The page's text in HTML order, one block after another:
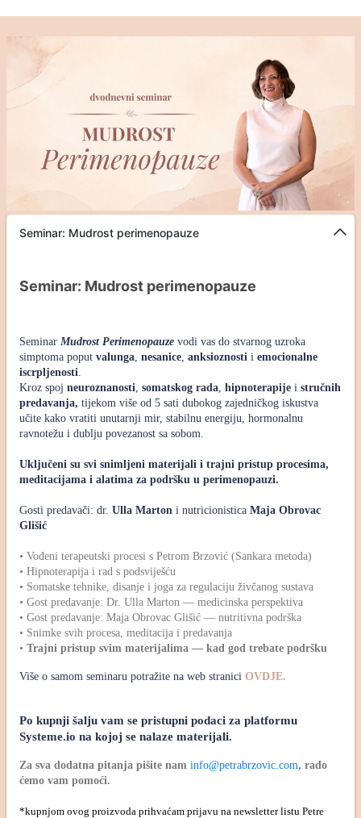
Seminar: Mudrost perimenopauze
Seminar: Mudrost perimenopauze
Seminar Mudrost Perimenopauze vodi vas do stvarnog uzroka
simptoma poput valunga, nesanice, anksioznosti i emocionalne
iscrpljenosti.
Kroz spoj neuroznanosti, somatskog rada, hipnoterapije i stručnih
predavanja, tijekom više od 5 sati dubokog zajedničkog iskustva
učite kako vratiti unutarnji mir, stabilnu energiju, hormonalnu
ravnotežu i dublju povezanost sa sobom.
Uključeni su svi snimljeni materijali i trajni pristup procesima,
meditacijama i alatima za podršku u perimenopauzi.
Gosti predavači: dr. Ulla Marton i nutricionistica Maja Obrovac
Glišić
• Vođeni terapeutski procesi s Petrom Brzović (Sankara metoda)
• Hipnoterapija i rad s podsviješću
• Somatske tehnike, disanje i joga za regulaciju živčanog sustava
• Gost predavanje: Dr. Ulla Marton — medicinska perspektiva
• Gost predavanje: Maja Obrovac Glišić — nutritivna podrška
• Snimke svih procesa, meditacija i predavanja
• Trajni pristup svim materijalima — kad god trebate podršku
Više o samom seminaru potražite na web stranici OVDJE.
Po kupnji šalju vam se pristupni podaci za platformu
Systeme.io na kojoj se nalaze materijali.
Za sva dodatna pitanja pišite nam info@petrabrzovic.com, rado
ćemo vam pomoći.
*kupnjom ovog proizvoda prihvaćam prijavu na newsletter listu Petre